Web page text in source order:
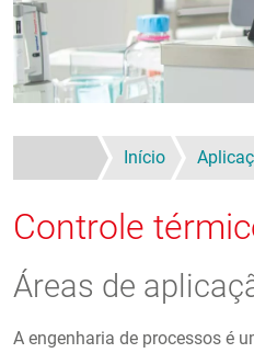
Início
Controle
Áreas de
A engenharia de processos é